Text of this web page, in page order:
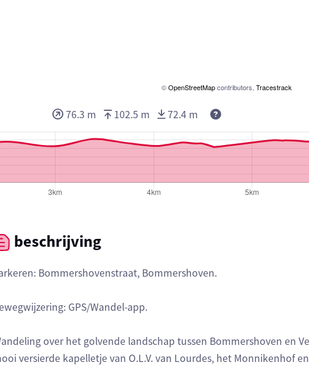
©OpenStreetMapcontributors, Tracestrack
76.3 m 102.5 m 72.4 m
beschrijving
Bommershovenstraat, Bommershoven.
GPS/Wandel-app.
over het golvende landschap tussen Bommershoven en
versierde kapelletje van O.L.V. van Lourdes, het Monnikenhof